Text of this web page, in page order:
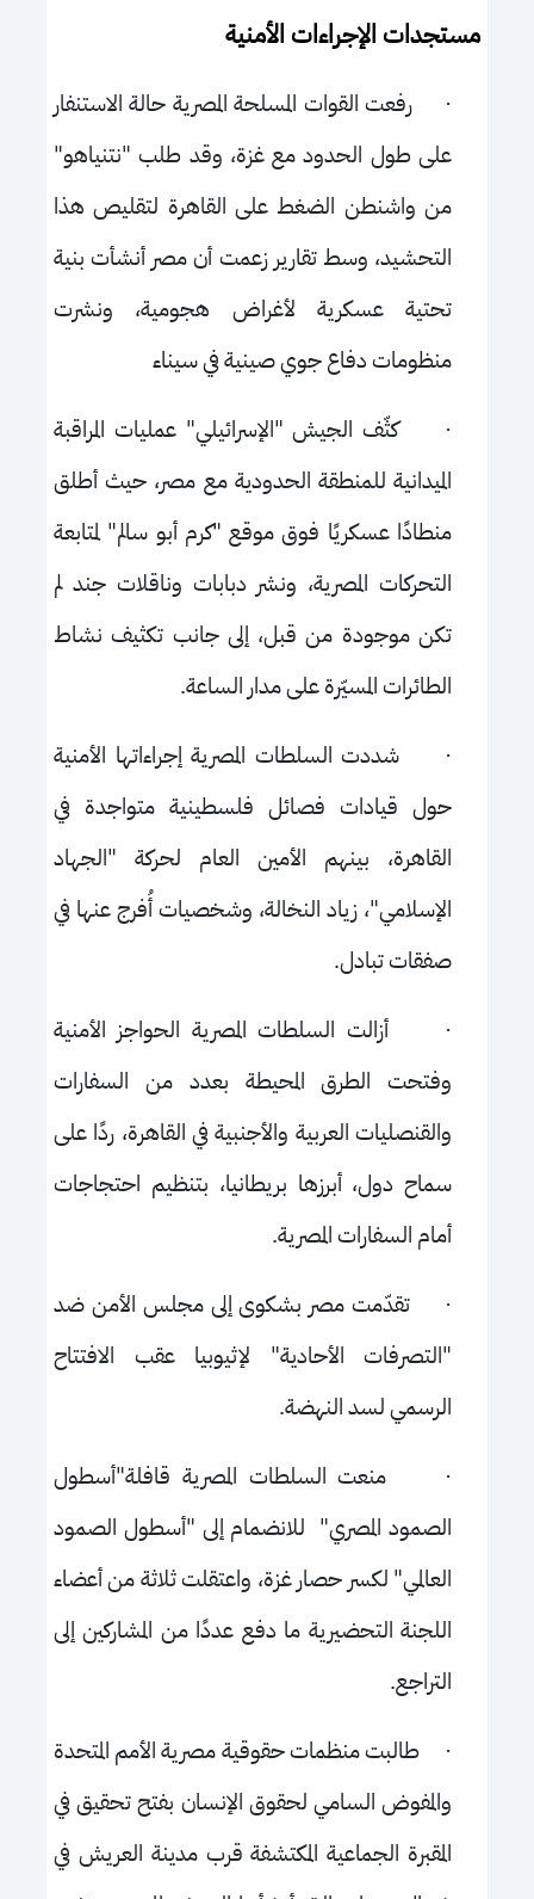
مستجدات الإجراءات الأمنية
· رفعت القوات المسلحة المصرية حالة الاستنفار
على طول الحدود مع غزة، وقد طلب "نتنياهو"
من واشنطن الضغط على القاهرة لتقليص هذا
التحشيد، وسط تقارير زعمت أن مصر أنشأت بنية
تحتية عسكرية لأغراض هجومية، ونشرت
منظومات دفاع جوي صينية في سيناء
·كثّف الجيش "الإسرائيلي" عمليات المراقبة
الميدانية للمنطقة الحدودية مع مصر، حيث أطلق
منطادًا عسكريًا فوق موقع "كرم أبو سالم" لمتابعة
التحركات المصرية، ونشر دبابات وناقلات جند لم
تكن موجودة من قبل، إلى جانب تكثيف نشاط
الطائرات المسيّرة على مدار الساعة.
· شددت السلطات المصرية إجراءاتها الأمنية
حول قيادات فصائل فلسطينية متواجدة في
القاهرة، بينهم الأمين العام لحركة "الجهاد
الإسلامي"، زياد النخالة، وشخصيات أُفرج عنها في
صفقات تبادل.
·أزالت السلطات المصرية الحواجز الأمنية
وفتحت الطرق المحيطة بعدد من السفارات
والقنصليات العربية والأجنبية في القاهرة، ردًا على
سماح دول، أبرزها بريطانيا، بتنظيم احتجاجات
أمام السفارات المصرية.
· تقدّمت مصر بشكوى إلى مجلس الأمن ضد
"التصرفات الأحادية" لإثيوبيا عقب الافتتاح
الرسمي لسد النهضة.
· منعت السلطات المصرية قافلة"أسطول
الصمود المصري" للانضمام إلى "أسطول الصمود
العالمي" لكسر حصار غزة، واعتقلت ثلاثة من أعضاء
اللجنة التحضيرية ما دفع عددًا من المشاركين إلى
التراجع.
· طالبت منظمات حقوقية مصرية الأمم المتحدة
والمفوض السامي لحقوق الإنسان بفتح تحقيق في
المقبرة الجماعية المكتشفة قرب مدينة العريش في